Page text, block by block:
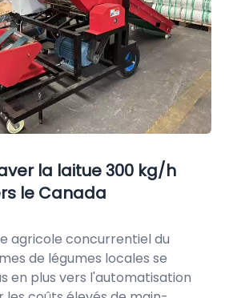
la laitue 300 kg/h
le Canada
agricole concurrentiel du
de légumes locales se
en plus vers l'automatisation